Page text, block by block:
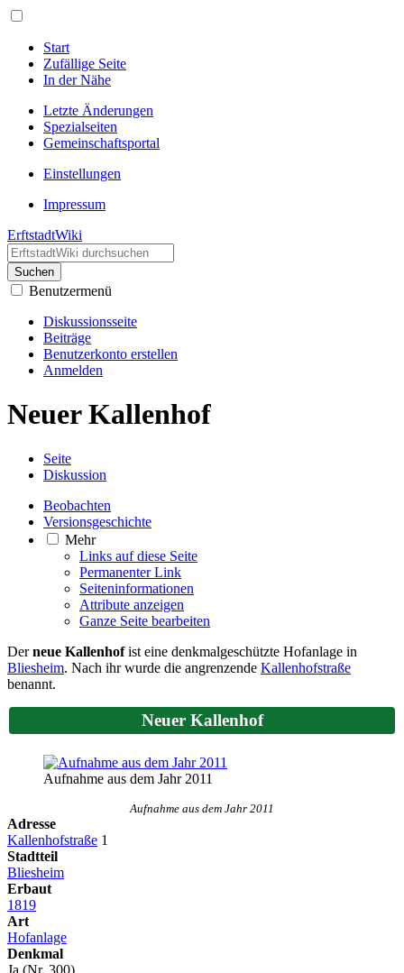
Start
Zufällige Seite
In der Nähe
Letzte Änderungen
Spezialseiten
Gemeinschafts­portal
Einstellungen
Impressum
ErftstadtWiki
Suchen
Benutzermenü
Diskussionsseite
Beiträge
Benutzerkonto erstellen
Anmelden
Neuer Kallenhof
Seite
Diskussion
Beobachten
Versionsgeschichte
Mehr
Links auf diese Seite
Permanenter Link
Seiten­­informationen
Attribute anzeigen
Ganze Seite bearbeiten
Derneue Kallenhofist eine denkmalgeschützte Hofanlage in
Bliesheim. Nach ihr wurde die angrenzende Kallenhofstraße
benannt.
Neuer Kallenhof
Aufnahme aus dem Jahr 2011
Aufnahme aus dem Jahr 2011
Adresse
Kallenhofstraße 1
Stadtteil
Bliesheim
Erbaut
1819
Art
Hofanlage
Denkmal
Ja (Nr. 300)